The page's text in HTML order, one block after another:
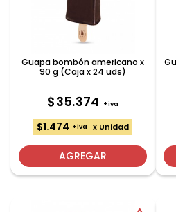
Guapa bombón americano x
90 g (Caja x 24 uds)
$35.374 +iva
$1.474 +iva x Unidad
AGREGAR